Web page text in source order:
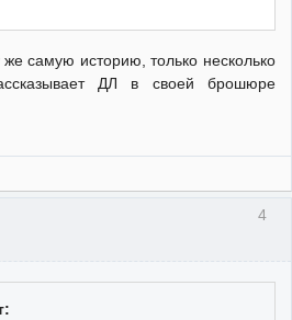
самую историю, только несколько
ДЛ в своей брошюре
4